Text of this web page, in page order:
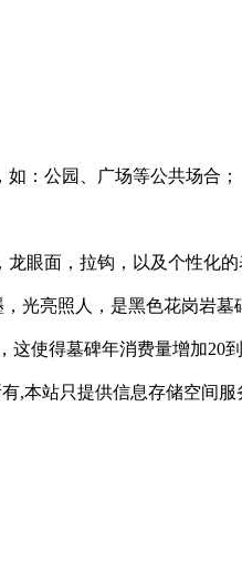
：公园、广场等公共场合；
眼面，拉钩，以及个性化的
光亮照人，是黑色花岗岩
使得墓碑年消费量增加20
,本站只提供信息存储空间